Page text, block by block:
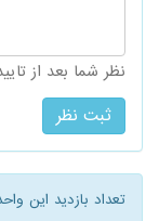
نظر شما بعد از
تعداد بازدید این